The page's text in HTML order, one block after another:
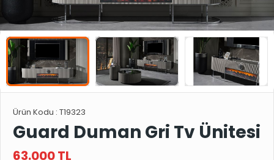
Ürün Kodu : T19323
Guard Duman Gri Tv Ünitesi
63.000TL